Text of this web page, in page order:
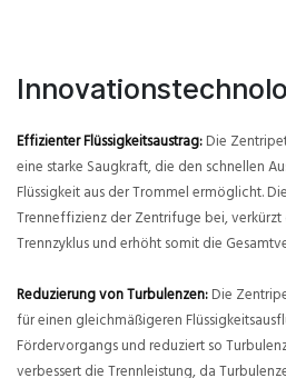
Effizienter Flüssigkeitsaustrag:Die
eine starke Saugkraft, die den schnellen
Flüssigkeit aus der Trommel ermöglicht.
Trenneffizienz der Zentrifuge bei, verkürzt
Trennzyklus und erhöht somit die
Reduzierung von Turbulenzen:Die
für einen gleichmäßigeren
Fördervorgangs und reduziert so
verbessert die Trennleistung, da